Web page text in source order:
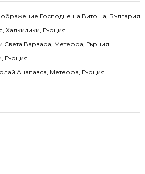
Господне на Витоша, България
Халкидики, Гърция
Света Варвара, Метеора, Гърция
Гърция
Анапавса, Метеора, Гърция